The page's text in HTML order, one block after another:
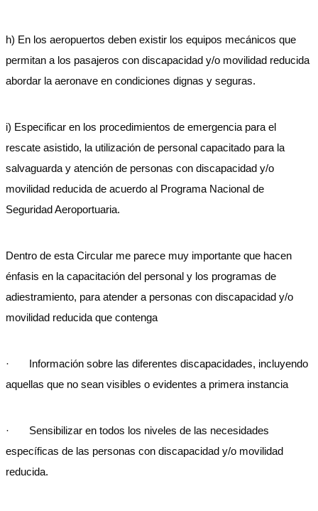
h) En los aeropuertos deben existir los equipos mecánicos que
permitan a los pasajeros con discapacidad y/o movilidad reducida
abordar la aeronave en condiciones dignas y seguras.
i) Especificar en los procedimientos de emergencia para el
rescate asistido, la utilización de personal capacitado para la
salvaguarda y atención de personas con discapacidad y/o
movilidad reducida de acuerdo al Programa Nacional de
Seguridad Aeroportuaria.
Dentro de esta Circular me parece muy importante que hacen
énfasis en la capacitación del personal y los programas de
adiestramiento, para atender a personas con discapacidad y/o
movilidad reducida que contenga
· Información sobre las diferentes discapacidades, incluyendo
aquellas que no sean visibles o evidentes a primera instancia
· Sensibilizar en todos los niveles de las necesidades
específicas de las personas con discapacidad y/o movilidad
reducida.